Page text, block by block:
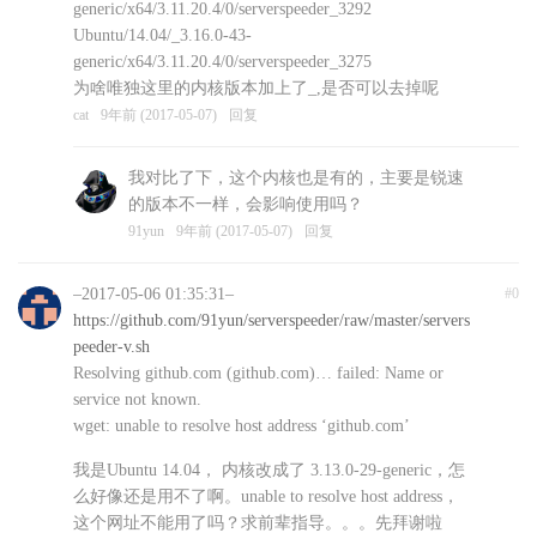
generic/x64/3.11.20.4/0/serverspeeder_3292
Ubuntu/14.04/_3.16.0-43-
generic/x64/3.11.20.4/0/serverspeeder_3275
为啥唯独这里的内核版本加上了_,是否可以去掉呢
cat 9年前 (2017-05-07) 回复
我对比了下，这个内核也是有的，主要是锐速
的版本不一样，会影响使用吗？
91yun 9年前 (2017-05-07) 回复
#0
–2017-05-06 01:35:31–
https://github.com/91yun/serverspeeder/raw/master/servers
peeder-v.sh
Resolving github.com (github.com)… failed: Name or
service not known.
wget: unable to resolve host address ‘github.com’
我是Ubuntu 14.04， 内核改成了 3.13.0-29-generic，怎
么好像还是用不了啊。unable to resolve host address，
这个网址不能用了吗？求前辈指导。。。先拜谢啦